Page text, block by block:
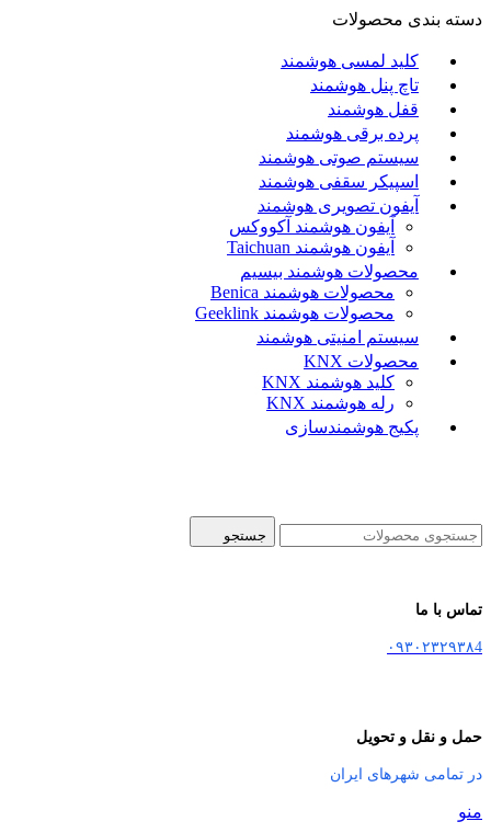
دسته بندی محصولات
کلید لمسی هوشمند
تاچ پنل هوشمند
قفل هوشمند
پرده برقی هوشمند
سیستم صوتی هوشمند
اسپیکر سقفی هوشمند
آیفون تصویری هوشمند
آيفون هوشمند آکووکس
آیفون هوشمند Taichuan
محصولات هوشمند بیسیم
محصولات هوشمند Benica
محصولات هوشمند Geeklink
سیستم امنیتی هوشمند
محصولات KNX
کلید هوشمند KNX
رله هوشمند KNX
پکیج هوشمندسازی
جستجو
تماس با ما
۰۹۳۰۲۳۲۹۳۸4
حمل و نقل و تحویل
در تمامی شهرهای ایران
منو